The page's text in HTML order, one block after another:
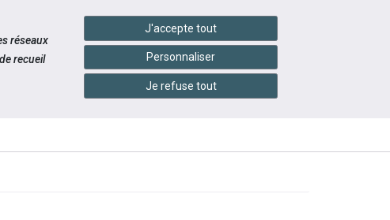
Accessibilité handshake Services en ligne
RESSOURCES ÉVÉNEMENTS
PRATIQUES
réseaux
recueil
J'accepte tout
Personnaliser
Je refuse tout